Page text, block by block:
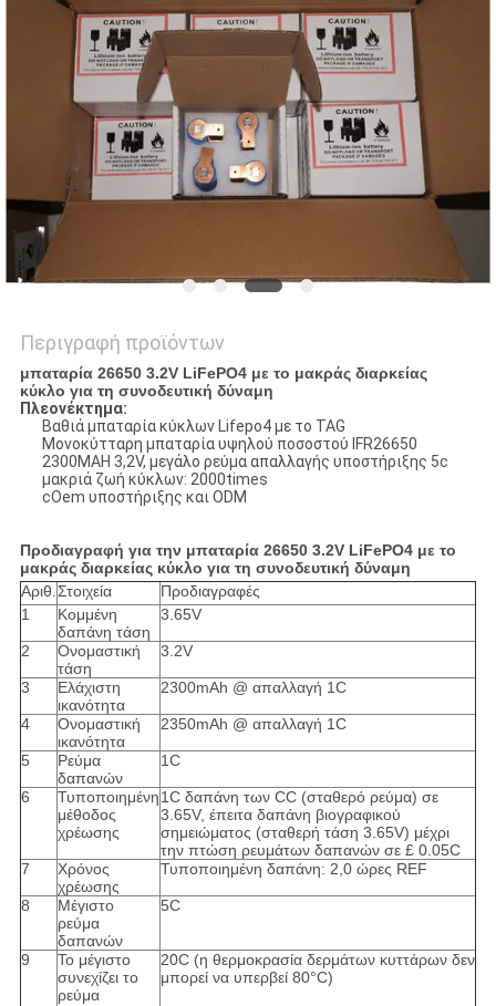
SITEMAP
PRIVACY
POLICY
Περιγραφή προϊόντων
μπαταρία 26650 3.2V LiFePO4 με το μακράς διαρκείας
κύκλο για τη συνοδευτική δύναμη
Πλεονέκτημα:
Βαθιά μπαταρία κύκλων Lifepo4 με το TAG
Μονοκύτταρη μπαταρία υψηλού ποσοστού IFR26650
2300MAH 3,2V, μεγάλο ρεύμα απαλλαγής υποστήριξης 5c
μακριά ζωή κύκλων: 2000times
cOem υποστήριξης και ODM
Προδιαγραφή για την μπαταρία 26650 3.2V LiFePO4 με το
μακράς διαρκείας κύκλο για τη συνοδευτική δύναμη
Αριθ.Στοιχεία
Προδιαγραφές
1
Κομμένη
δαπάνη τάση
3.65V
2
Ονομαστική
τάση
3.2V
3
Ελάχιστη
ικανότητα
2300mAh @ απαλλαγή 1C
4
Ονομαστική
ικανότητα
2350mAh @ απαλλαγή 1C
5
Ρεύμα
δαπανών
1C
6
Τυποποιημένη
μέθοδος
χρέωσης
1C δαπάνη των CC (σταθερό ρεύμα) σε
3.65V, έπειτα δαπάνη βιογραφικού
σημειώματος (σταθερή τάση 3.65V) μέχρι
την πτώση ρευμάτων δαπανών σε £ 0.05C
7
Χρόνος
χρέωσης
Τυποποιημένη δαπάνη: 2,0 ώρες REF
8
Μέγιστο
ρεύμα
δαπανών
5C
9
Το μέγιστο
συνεχίζει το
ρεύμα
20C (η θερμοκρασία δερμάτων κυττάρων δεν
μπορεί να υπερβεί 80°C)